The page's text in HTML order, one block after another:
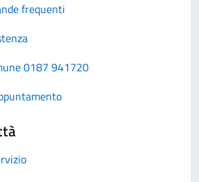
frequenti
0187 941720